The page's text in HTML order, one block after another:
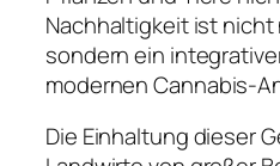
Nachhaltigkeit ist nicht
sondern ein
modernen Cannabis-
Die Einhaltung dieser